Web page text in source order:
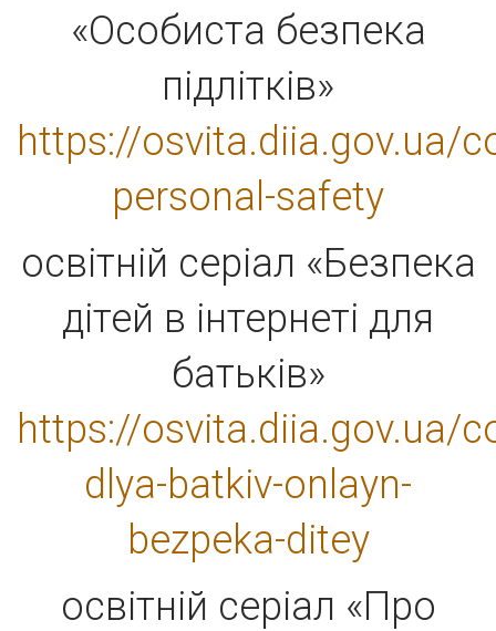
«Особиста безпека
підлітків»
https://osvita.diia.gov.ua/
personal-safety
освітній серіал «Безпека
дітей в інтернеті для
батьків»
https://osvita.diia.gov.ua/
dlya-batkiv-onlayn-
bezpeka-ditey
освітній серіал «Про